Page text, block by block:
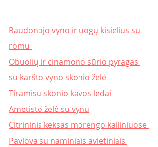
Raudonojo vyno ir uogų kisielius su
romu
Obuolių ir cinamono sūrio pyragas
su karšto vyno skonio želė
Tiramisu skonio kavos ledai
Ametisto želė su vynu
Citrininis keksas morengo kailiniuose
Pavlova su naminiais avietiniais